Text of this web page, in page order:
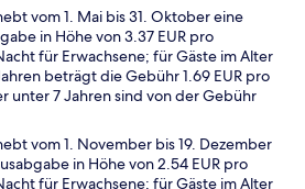
vom 1. Mai bis 31. Oktober eine
in Höhe von 3.37 EUR pro
für Erwachsene; für Gäste im Alter
beträgt die Gebühr 1.69 EUR pro
unter 7 Jahren sind von der Gebühr
vom 1. November bis 19. Dezember
in Höhe von 2.54 EUR pro
für Erwachsene; für Gäste im Alter